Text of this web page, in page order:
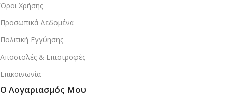
Όροι Χρήσης
Προσωπικά Δεδομένα
Πολιτική Εγγύησης
Αποστολές & Επιστροφές
Επικοινωνία
Ο Λογαριασμός Μου